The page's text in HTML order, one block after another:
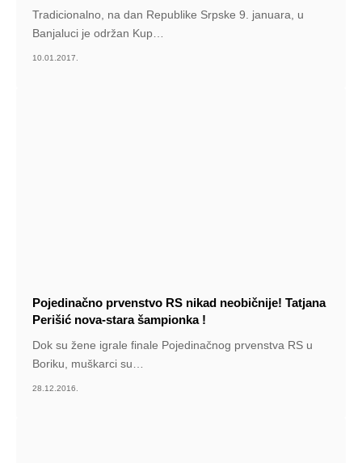
Tradicionalno, na dan Republike Srpske 9. januara, u
Banjaluci je održan Kup…
10.01.2017.
Pojedinačno prvenstvo RS nikad neobičnije! Tatjana
Perišić nova-stara šampionka !
Dok su žene igrale finale Pojedinačnog prvenstva RS u
Boriku, muškarci su
28.12.2016.